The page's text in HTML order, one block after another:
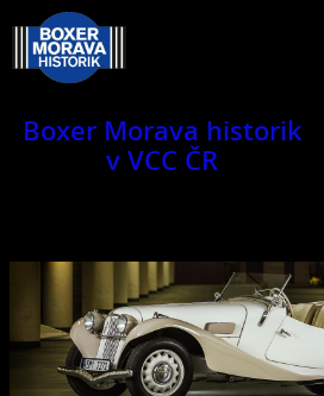
Boxer Morava historik
v VCC ČR
Jsme klub veteránů.